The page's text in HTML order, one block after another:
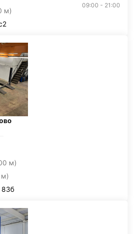
м)
09:00 - 21:00
м)
м)
83б